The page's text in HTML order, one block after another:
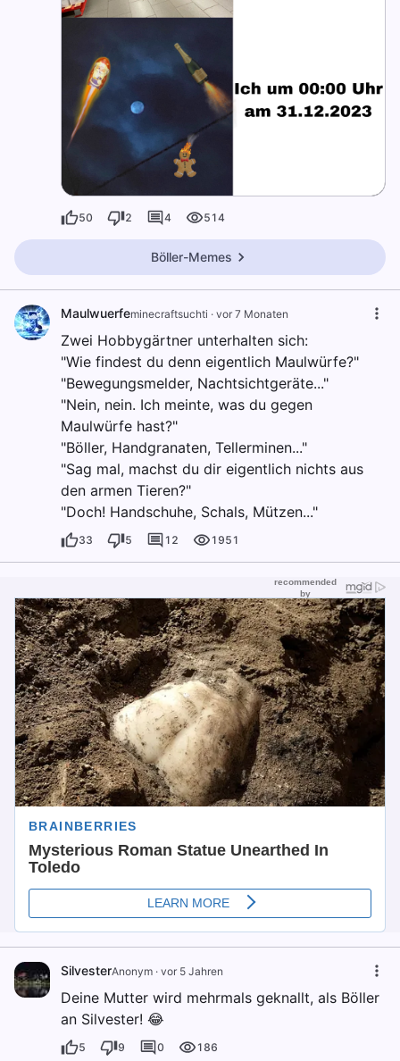
50 2 4 514
Böller-Memes
Maulwuerfeminecraftsuchti · vor 7 Monaten
Zwei Hobbygärtner unterhalten sich:
"Wie findest du denn eigentlich Maulwürfe?"
"Bewegungsmelder, Nachtsichtgeräte..."
"Nein, nein. Ich meinte, was du gegen
Maulwürfe hast?"
"Böller, Handgranaten, Tellerminen..."
"Sag mal, machst du dir eigentlich nichts aus
den armen Tieren?"
"Doch! Handschuhe, Schals, Mützen..."
33 5 12 1951
SilvesterAnonym · vor 5 Jahren
Deine Mutter wird mehrmals geknallt, als Böller
an Silvester! 😂
5 9 0 186